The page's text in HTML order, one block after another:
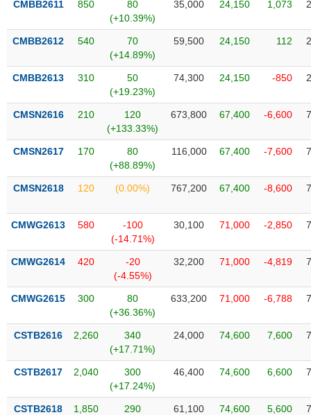
CMBB2611 850
80
(+10.39%)
35,000 24,150 1,073
CMBB2612 540
70
(+14.89%)
59,500 24,150 112
CMBB2613 310
50
(+19.23%)
74,300 24,150 -850
CMSN2616 210
120
(+133.33%)
673,800 67,400 -6,600
CMSN2617 170
80
(+88.89%)
116,000 67,400 -7,600
CMSN2618 120 (0.00%) 767,200 67,400 -8,600
CMWG2613 580
-100
(-14.71%)
30,100 71,000 -2,850
CMWG2614 420
-20
(-4.55%)
32,200 71,000 -4,819
CMWG2615 300
80
(+36.36%)
633,200 71,000 -6,788
CSTB2616 2,260
340
(+17.71%)
24,000 74,600 7,600
CSTB2617 2,040
300
(+17.24%)
46,400 74,600 6,600
CSTB2618 1,850
290
61,100 74,600 5,600
chứng
khoán
Tất cả Cổ phiếu Chỉ số Chứng chỉ quỹ Chứng
Lãnh
(-)
Người nội bộ Người liên quan
tức
(-)
của
(-)
Báo
phân
tích